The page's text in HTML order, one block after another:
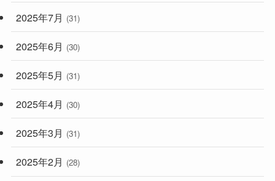
2025年7月 (31)
2025年6月 (30)
2025年5月 (31)
2025年4月 (30)
2025年3月 (31)
2025年2月 (28)